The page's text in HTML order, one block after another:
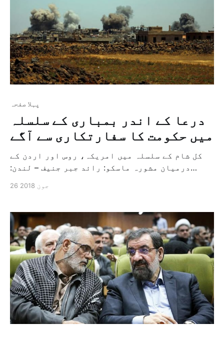
پہلا صفحہ
درعا کے اندر بمباری کے سلسلہ
میں حکومت کا سفارتکاری سے آگے
کل شام کے سلسلہ میں امریکہ، روس اور اردن کے
درمیان مشورہ ماسکو: رائد جبر جنیف – لندن:
اتحادی روس نے اپنی بمباری کی توجہ درعا شہر کی
دیہی علاقوں […]
26 جون 2018